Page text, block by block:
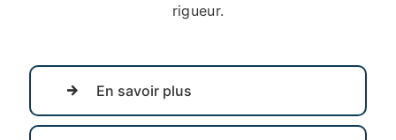
rigueur.
En savoir plus